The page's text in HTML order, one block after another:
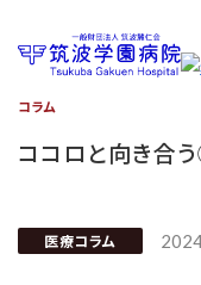
コラム
ココロと向き合
医療コラム